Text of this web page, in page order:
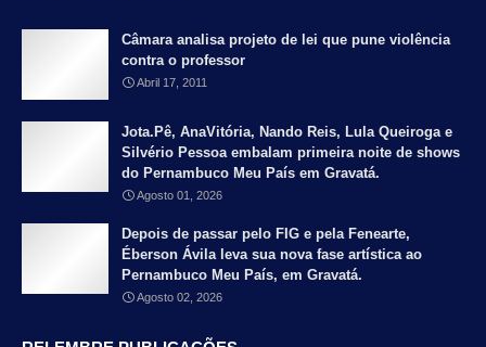
Câmara analisa projeto de lei que pune violência
contra o professor
Abril 17, 2011
Jota.Pê, AnaVitória, Nando Reis, Lula Queiroga e
Silvério Pessoa embalam primeira noite de shows
do Pernambuco Meu País em Gravatá.
Agosto 01, 2026
Depois de passar pelo FIG e pela Fenearte,
Éberson Ávila leva sua nova fase artística ao
Pernambuco Meu País, em Gravatá.
Agosto 02, 2026